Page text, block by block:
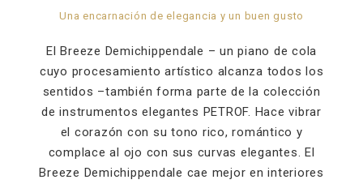
Una encarnación de elegancia y un buen gusto
El Breeze Demichippendale – un piano de cola
cuyo procesamiento artístico alcanza todos los
sentidos –también forma parte de la colección
de instrumentos elegantes PETROF. Hace vibrar
el corazón con su tono rico, romántico y
complace al ojo con sus curvas elegantes. El
Breeze Demichippendale cae mejor en interiores